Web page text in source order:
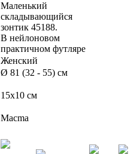
Маленький
складывающийся
зонтик 45188.
В нейлоновом
практичном футляре
Женский
Ø 81 (32 - 55) см
15х10 см
Macma